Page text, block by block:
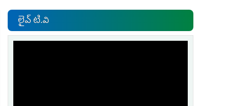
లైవ్ టి.వి